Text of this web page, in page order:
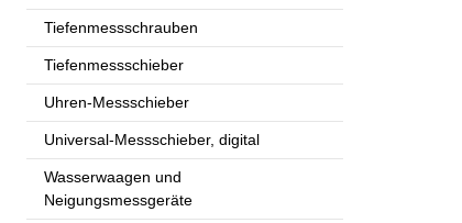
Tiefenmessschrauben
Tiefenmessschieber
Uhren-Messschieber
Universal-Messschieber, digital
Wasserwaagen und
Neigungsmessgeräte